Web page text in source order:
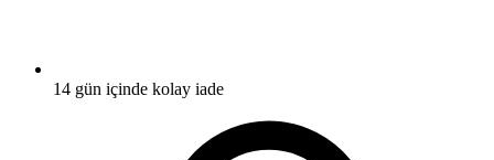
14 gün içinde kolay iade